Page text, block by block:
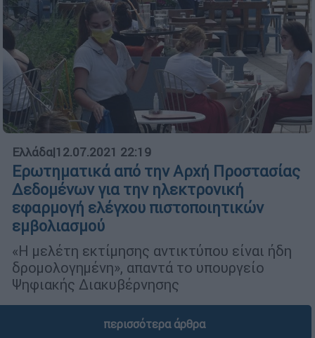
Ελλάδα|12.07.2021 22:19
Ερωτηματικά από την Αρχή Προστασίας
Δεδομένων για την ηλεκτρονική
εφαρμογή ελέγχου πιστοποιητικών
εμβολιασμού
«Η μελέτη εκτίμησης αντικτύπου είναι ήδη
δρομολογημένη», απαντά το υπουργείο
Ψηφιακής Διακυβέρνησης
περισσότερα άρθρα